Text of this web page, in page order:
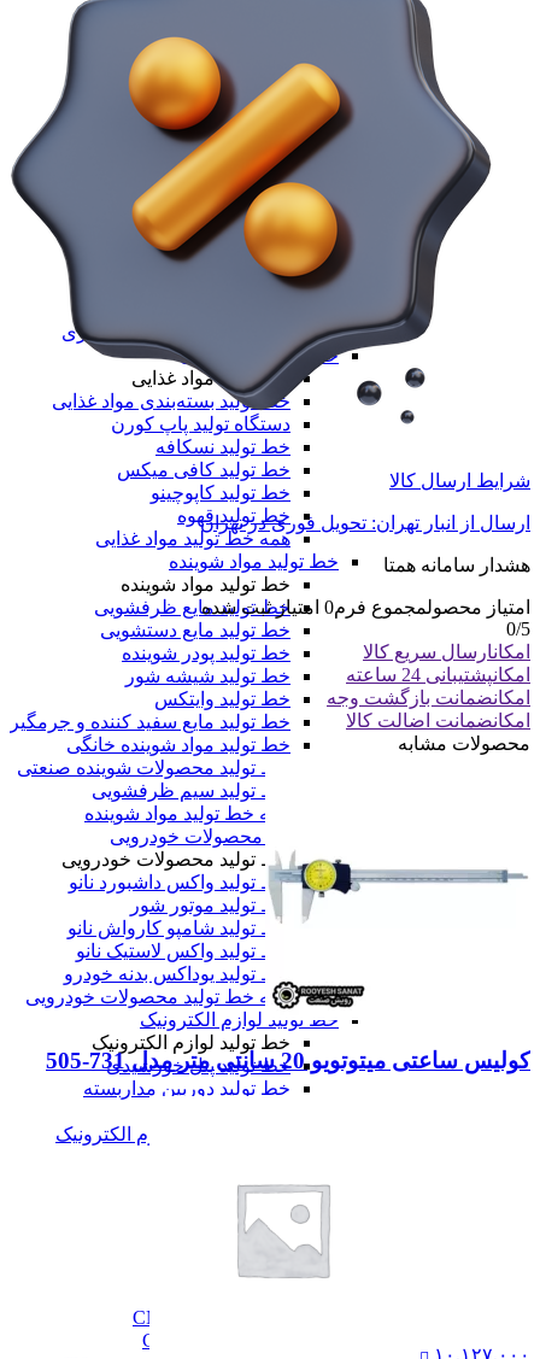
دستگاه های تولید سلولزی
خط تولید دستمال کاغذی
خط تولید دستمال دلسی
خط تولید نوار بهداشتی
خط تولید لیوان یکبار مصرف
خط تولید لیوان دوجداره
همه دستگاه های تولید سلولزی
دستگاه های تولید پلیمری
دستگاه های تولید پلیمری
خط تولید کیسه فریزر
خط تولید کیسه زباله
خط تولید نایلون دسته دار
همه دستگاه های تولید پلیمری
خط تولید مواد غذایی
خط تولید مواد غذایی
خط تولید بسته‌بندی مواد غذایی
دستگاه تولید پاپ کورن
خط تولید نسکافه
خط تولید کافی میکس
خط تولید کاپوچینو
خط تولید قهوه
همه خط تولید مواد غذایی
خط تولید مواد شوینده
خط تولید مواد شوینده
خط تولید مایع ظرفشویی
خط تولید مایع دستشویی
خط تولید پودر شوینده
خط تولید شیشه شور
خط تولید وایتکس
خط تولید مایع سفید کننده و جرمگیر
خط تولید مواد شوینده خانگی
خط تولید محصولات شوینده صنعتی
خط تولید سیم ظرفشویی
همه خط تولید مواد شوینده
خط تولید محصولات خودرویی
خط تولید محصولات خودرویی
خط تولید واکس داشبورد نانو
خط تولید موتور شور
خط تولید شامپو کارواش نانو
خط تولید واکس لاستیک نانو
خط تولید یوداکس بدنه خودرو
همه خط تولید محصولات خودرویی
خط تولید لوازم الکترونیک
خط تولید لوازم الکترونیک
خط تولید پنل خورشیدی
خط تولید دوربین مداربسته
همه خط تولید لوازم الکترونیک
ماشین آلات صنعتی
ماشین آلات صنعتی
فرز cnc
فرز cnc
فرز افقی CNC
شرایط ارسال کالا
ارسال از انبار تهران: تحویل فوری در تهران
هشدار سامانه همتا
امتیاز محصولمجموع فرم0 امتیاز ثبت شده
0/5
امکانارسال سریع کالا
امکانپشتیبانی 24 ساعته
امکانضمانت بازگشت وجه
امکانضمانت اضالت کالا
محصولات مشابه
کولیس ساعتی میتوتویو 20 سانتی متر مدل 731-505